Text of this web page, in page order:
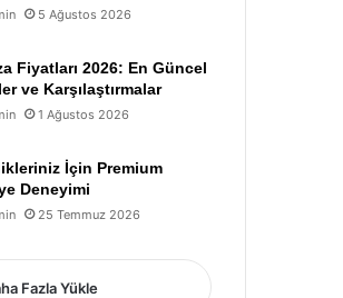
5 Ağustos 2026
Fiyatları 2026: En Güncel
ve Karşılaştırmalar
1 Ağustos 2026
İçin Premium
Deneyimi
25 Temmuz 2026
Fazla Yükle